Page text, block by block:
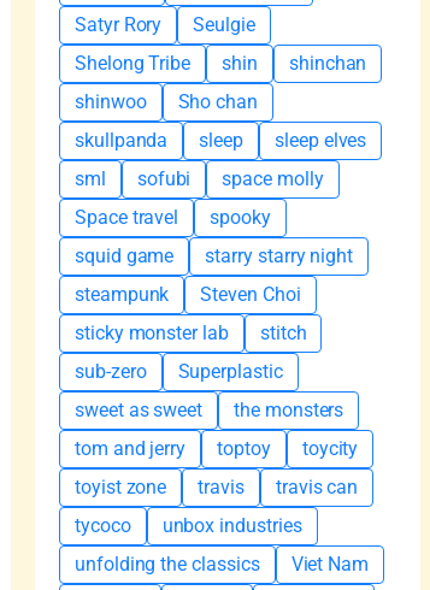
Satyr Rory
Seulgie
Shelong Tribe
shin
shinchan
shinwoo
Sho chan
skullpanda
sleep
sleep elves
sml
sofubi
space molly
Space travel
spooky
squid game
starry starry night
steampunk
Steven Choi
sticky monster lab
stitch
sub-zero
Superplastic
sweet as sweet
the monsters
tom and jerry
toptoy
toycity
toyist zone
travis
travis can
tycoco
unbox industries
unfolding the classics
Viet Nam